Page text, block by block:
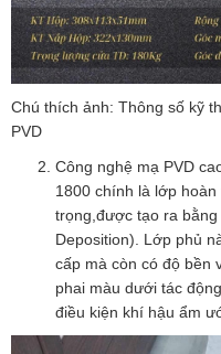
Chú thích ảnh: Thông số kỹ
PVD
Công nghệ mạ PVD
1800 chính là lớp
trọng,được tạo ra bằng
Deposition). Lớp phủ
cấp mà còn có độ bền
phai màu dưới tác
điều kiện khí hậu ẩm